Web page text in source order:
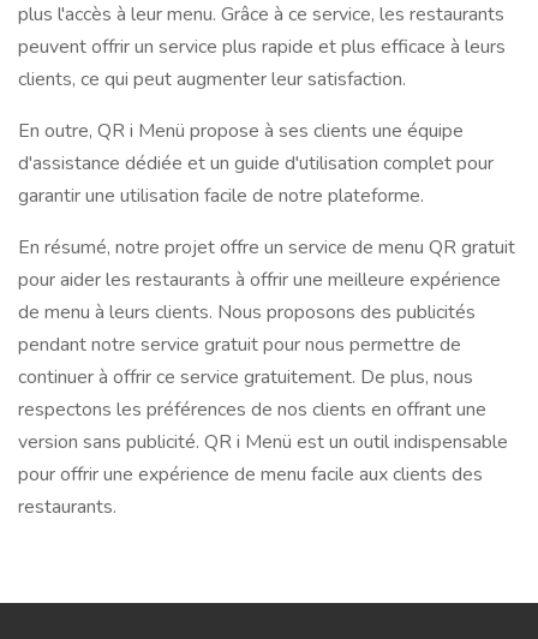
plus l'accès à leur menu. Grâce à ce service, les restaurants
peuvent offrir un service plus rapide et plus efficace à leurs
clients, ce qui peut augmenter leur satisfaction.
En outre, QR i Menü propose à ses clients une équipe
d'assistance dédiée et un guide d'utilisation complet pour
garantir une utilisation facile de notre plateforme.
En résumé, notre projet offre un service de menu QR gratuit
pour aider les restaurants à offrir une meilleure expérience
de menu à leurs clients. Nous proposons des publicités
pendant notre service gratuit pour nous permettre de
continuer à offrir ce service gratuitement. De plus, nous
respectons les préférences de nos clients en offrant une
version sans publicité. QR i Menü est un outil indispensable
pour offrir une expérience de menu facile aux clients des
restaurants.